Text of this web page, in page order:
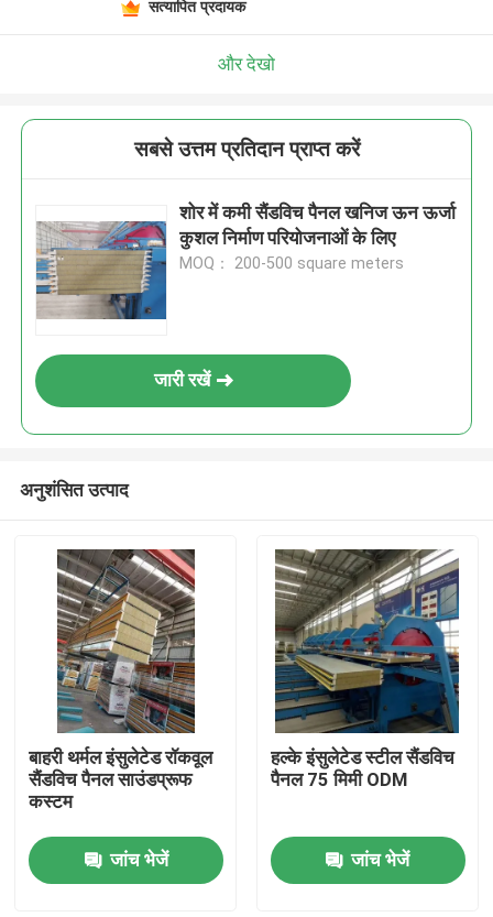
घर
उत्पादों
सत्यापित प्रदायक
और देखो
सबसे उत्तम प्रतिदान प्राप्त करें
शोर में कमी सैंडविच पैनल खनिज ऊन ऊर्जा
कुशल निर्माण परियोजनाओं के लिए
MOQ： 200-500 square meters
जारी रखें
अनुशंसित उत्पाद
बाहरी थर्मल इंसुलेटेड रॉकवूल
सैंडविच पैनल साउंडप्रूफ
कस्टम
जांच भेजें
हल्के इंसुलेटेड स्टील सैंडविच
पैनल 75 मिमी ODM
जांच भेजें